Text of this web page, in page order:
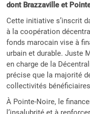
dont Brazzaville et
Cette initiative s’inscrit
à la coopération
fonds marocain vise à
urbain et durable. Juste
en charge de la
précise que la majorité
collectivités
À Pointe-Noire, le